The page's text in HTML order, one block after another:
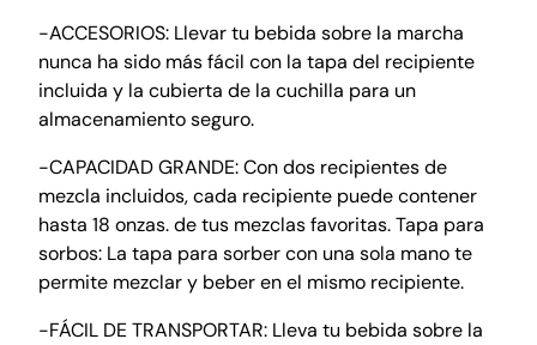
-ACCESORIOS: Llevar tu bebida sobre la marcha
nunca ha sido más fácil con la tapa del recipiente
incluida y la cubierta de la cuchilla para un
almacenamiento seguro.
-CAPACIDAD GRANDE: Con dos recipientes de
mezcla incluidos, cada recipiente puede contener
hasta 18 onzas. de tus mezclas favoritas. Tapa para
sorbos: La tapa para sorber con una sola mano te
permite mezclar y beber en el mismo recipiente.
-FÁCIL DE TRANSPORTAR: Lleva tu bebida sobre la